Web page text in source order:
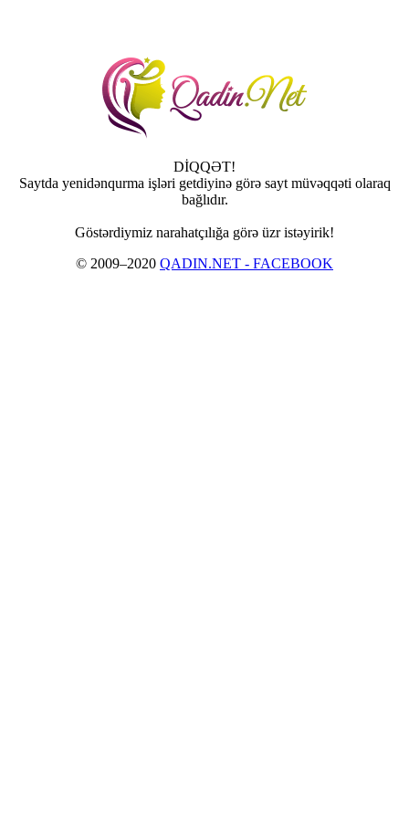
DİQQƏT!
Saytda yenidənqurma işləri getdiyinə görə sayt müvəqqəti olaraq
bağlıdır.
Göstərdiymiz narahatçılığa görə üzr istəyirik!
© 2009–2020 QADIN.NET - FACEBOOK